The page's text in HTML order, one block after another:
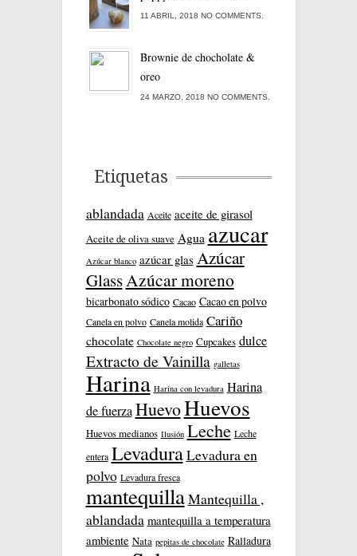
11 ABRIL, 2018 NO COMMENTS.
Brownie de chocholate &
oreo
24 MARZO, 2018 NO COMMENTS.
Etiquetas
ablandada Aceite aceite de girasol
Aceite de oliva suave Agua azucar
Azúcar blanco azúcar glas Azúcar
GlassAzúcar moreno
bicarbonato sódico Cacao Cacao en polvo
Canela en polvo Canela molida Cariño
chocolate Chocolate negro Cupcakes dulce
Extracto de Vainilla galletas
Harina Harina con levadura Harina
de fuerza HuevoHuevos
Huevos medianos Ilusión Leche Leche
entera LevaduraLevadura en
polvo Levadura fresca
mantequillaMantequilla ,
ablandada mantequilla a temperatura
ambiente Nata pepitas de chocolate Ralladura